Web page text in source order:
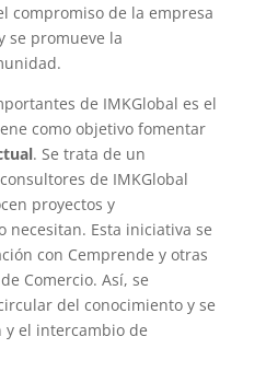
compromiso de la empresa
se promueve la
de IMKGlobal es el
como objetivo fomentar
. Se trata de un
de IMKGlobal
proyectos y
Esta iniciativa se
con Cemprende y otras
Comercio. Así, se
del conocimiento y se
y el intercambio de